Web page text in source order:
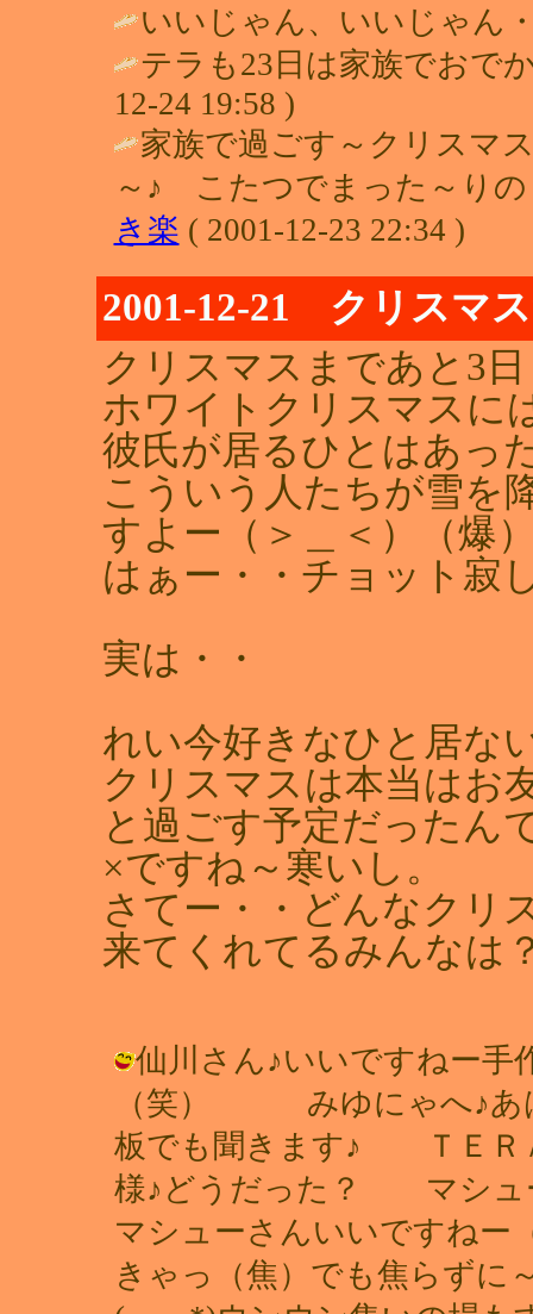
いいじゃん、いいじゃん
テラも23日は家族でおで
12-24 19:58 )
家族で過ごす～クリスマ
～♪ こたつでまった～り
き楽 ( 2001-12-23 22:34 )
2001-12-21 クリスマ
クリスマスまであと3
ホワイトクリスマスに
彼氏が居るひとはあっ
こういう人たちが雪を
すよー（＞＿＜）（爆
はぁー・・チョット寂
実は・・
れい今好きなひと居な
クリスマスは本当はお
と過ごす予定だったん
×ですね～寒いし。
さてー・・どんなクリ
来てくれてるみんなは
仙川さん♪いいですねー手
（笑） みゆにゃへ♪あは
板でも聞きます♪ ＴＥＲ
様♪どうだった？ マシュ
マシューさんいいですねー
きゃっ（焦）でも焦らず